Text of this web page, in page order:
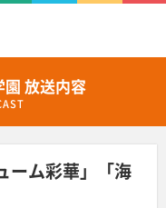
放送内容
ーム彩華」「海